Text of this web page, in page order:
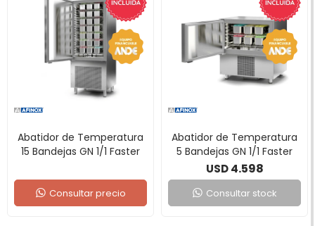
Abatidor de Temperatura
15 Bandejas GN 1/1 Faster
Consultar precio
Abatidor de Temperatura
5 Bandejas GN 1/1 Faster
USD 4.598
Consultar stock